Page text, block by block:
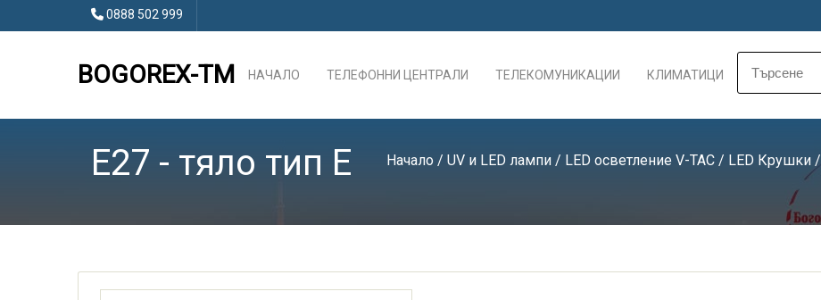
0888 502 999
BOGOREX-TM НАЧАЛО ТЕЛЕФОННИ ЦЕНТРАЛИ ТЕЛЕКОМУНИКАЦИИ КЛИМАТИЦИ
E27 - тяло тип E Начало / UV и LED лампи / LED осветление V-TAC / LED Крушки /